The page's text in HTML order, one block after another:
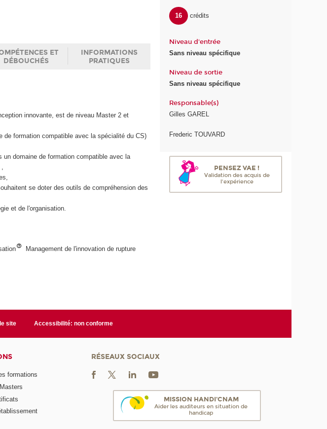
ET
DÉBOUCHÉS
INFORMATIONS
PRATIQUES
innovante, est de niveau Master 2 et
de formation compatible avec la spécialité du CS)
domaine de formation compatible avec la
se doter des outils de compréhension des
et de l'organisation.
Management de l'innovation de rupture
16 crédits
Niveau d'entrée
Sans niveau spécifique
Niveau de sortie
Sans niveau spécifique
Responsable(s)
Gilles GAREL
Frederic TOUVARD
PENSEZ VAE !
Validation des acquis de
l'expérience
site Accessibilité: non conforme
formations
RÉSEAUX SOCIAUX
MISSION HANDI'CNAM
Aider les auditeurs en situation de
handicap